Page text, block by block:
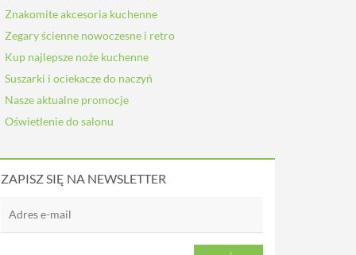
Znakomite akcesoria kuchenne
Zegary ścienne nowoczesne i retro
Kup najlepsze noże kuchenne
Suszarki i ociekacze do naczyń
Nasze aktualne promocje
Oświetlenie do salonu
ZAPISZ SIĘ NA NEWSLETTER